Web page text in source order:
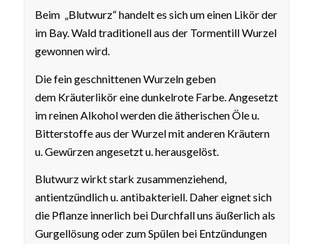
Beim „Blutwurz“ handelt es sich um einen Likör der
im Bay. Wald traditionell aus der Tormentill Wurzel
gewonnen wird.
Die fein geschnittenen Wurzeln geben
dem Kräuterlikör eine dunkelrote Farbe. Angesetzt
im reinen Alkohol werden die ätherischen Öle u.
Bitterstoffe aus der Wurzel mit anderen Kräutern
u. Gewürzen angesetzt u. herausgelöst.
Blutwurz wirkt stark zusammenziehend,
antientzündlich u. antibakteriell. Daher eignet sich
die Pflanze innerlich bei Durchfall uns äußerlich als
Gurgellösung oder zum Spülen bei Entzündungen